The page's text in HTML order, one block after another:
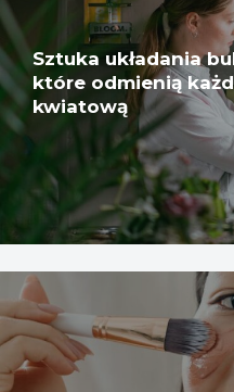
Sztuka układania
które odmienią
kwiatową